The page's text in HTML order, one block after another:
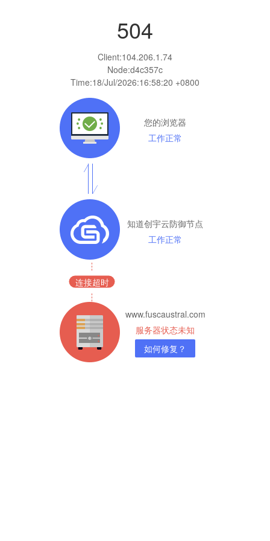
504
Client:104.206.1.74
Node:d4c357c
Time:18/Jul/2026:16:58:20 +0800
您的浏览器
工作正常
知道创宇云防御节点
工作正常
连接超时
www.fuscaustral.com
服务器状态未知
如何修复？